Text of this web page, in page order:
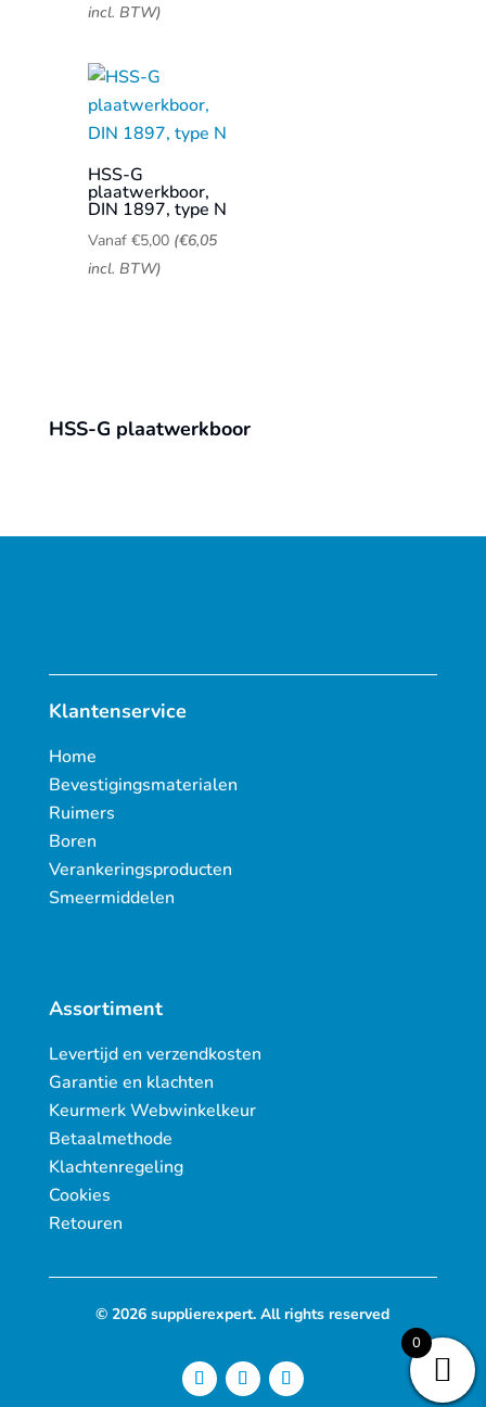
incl. BTW)
HSS-G
plaatwerkboor,
DIN 1897, type N
Vanaf €5,00 (€6,05
incl. BTW)
HSS-G plaatwerkboor
Klantenservice
Home
Bevestigingsmaterialen
Ruimers
Boren
Verankeringsproducten
Smeermiddelen
Assortiment
Levertijd en verzendkosten
Garantie en klachten
Keurmerk Webwinkelkeur
Betaalmethode
Klachtenregeling
Cookies
Retouren
© 2026 supplierexpert. All rights reserved
0